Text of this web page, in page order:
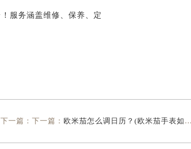
下一篇：下一篇： 欧米茄怎么调日历？(欧米茄手表如何调节日历？)